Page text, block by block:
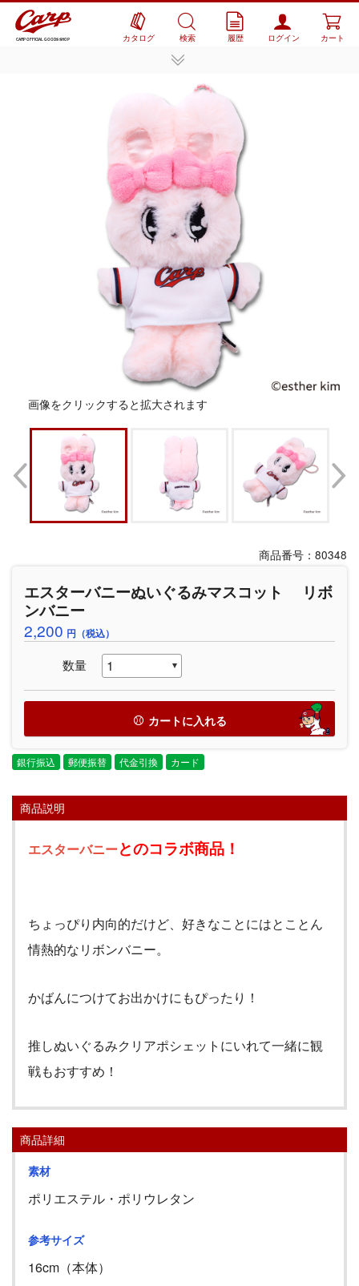
CARP OFFICIAL GOODS SHOP カタログ 検索 履歴 ログイン カート
画像をクリックすると拡大されます
商品番号：80348
エスターバニーぬいぐるみマスコット リボ
ンバニー
2,200 円（税込）
数量
カートに入れる
銀行振込 郵便振替 代金引換 カード
商品説明
エスターバニーとのコラボ商品！
ちょっぴり内向的だけど、好きなことにはとことん
情熱的なリボンバニー。
かばんにつけてお出かけにもぴったり！
推しぬいぐるみクリアポシェットにいれて一緒に観
戦もおすすめ！
商品詳細
素材
ポリエステル・ポリウレタン
参考サイズ
16cm （本体）